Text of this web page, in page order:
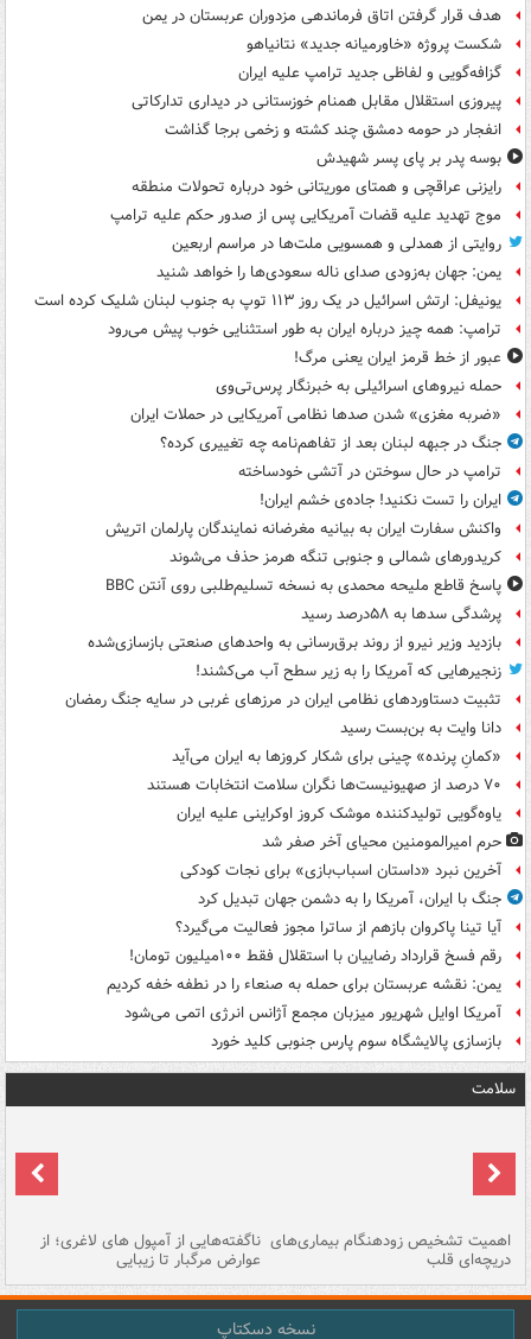
هدف قرار گرفتن اتاق‌ فرماندهی مزدوران عربستان در یمن
شکست پروژه «خاورمیانه جدید» نتانیاهو
گزافه‌گویی و لفاظی جدید ترامپ علیه ایران
پیروزی استقلال مقابل همنام خوزستانی در دیداری تدارکاتی
انفجار در حومه دمشق چند کشته و زخمی برجا گذاشت
بوسه‌ پدر بر پای پسر شهیدش
رایزنی عراقچی و همتای موریتانی خود درباره تحولات منطقه
موج تهدید علیه قضات آمریکایی پس از صدور حکم علیه ترامپ
روایتی از همدلی و همسویی ملت‌ها در مراسم اربعین
یمن: جهان به‌زودی صدای ناله سعودی‌ها را خواهد شنید
یونیفل: ارتش اسرائیل در یک روز ۱۱۳ توپ به جنوب لبنان شلیک کرده است
ترامپ: همه چیز درباره ایران به طور استثنایی خوب پیش می‌رود
عبور از خط قرمز ایران یعنی مرگ!
حمله نیروهای اسرائیلی به خبرنگار پرس‌تی‌وی
«ضربه مغزی» شدن صدها نظامی آمریکایی در حملات ایران
جنگ در جبهه لبنان بعد از تفاهم‌نامه چه تغییری کرده؟
ترامپ در حال سوختن در آتشی خودساخته
ایران را تست نکنید! جاده‌ی خشم ایران!
واکنش سفارت ایران به بیانیه مغرضانه نمایندگان پارلمان اتریش
کریدورهای شمالی و جنوبی تنگه هرمز حذف می‌شوند
پاسخ قاطع ملیحه محمدی به نسخه تسلیم‌طلبی روی آنتن BBC
پرشدگی سدها به ۵۸درصد رسید
بازدید وزیر نیرو از روند برق‌رسانی به واحدهای صنعتی بازسازی‌شده
زنجیرهایی که آمریکا را به زیر سطح آب می‌کشند!
تثبیت دستاوردهای نظامی ایران در مرزهای غربی در سایه جنگ رمضان
دانا وایت به بن‌بست رسید
«کمانِ پرنده» چینی برای شکار کروزها به ایران می‌آید
۷۰ درصد از صهیونیست‌ها نگران سلامت انتخابات هستند
یاوه‌گویی تولیدکننده موشک کروز اوکراینی علیه ایران
حرم امیرالمومنین محیای آخر صفر شد
آخرین نبرد «داستان اسباب‌بازی» برای نجات کودکی
جنگ با ایران، آمریکا را به دشمن جهان تبدیل کرد
آیا تینا پاکروان بازهم از ساترا مجوز فعالیت می‌گیرد؟
رقم فسخ قرارداد رضاییان با استقلال فقط ۱۰۰میلیون تومان!
یمن: نقشه عربستان برای حمله به صنعاء را در نطفه خفه کردیم
آمریکا اوایل شهریور میزبان مجمع آژانس انرژی اتمی می‌شود
بازسازی پالایشگاه سوم پارس جنوبی کلید خورد
سلامت
اهمیت تشخیص زودهنگام بیماری‌های
دریچه‌ای قلب
ناگفته‌هایی از آمپول های لاغری؛ از
عوارض مرگبار تا زیبایی
نسخه دسکتاپ